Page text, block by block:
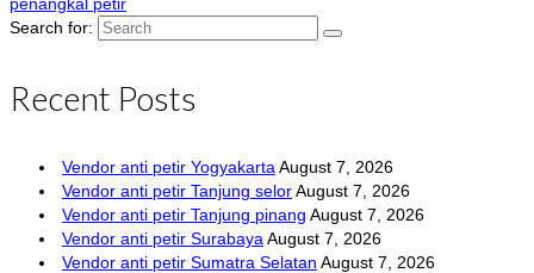
Search for:
Recent Posts
Vendor anti petir Yogyakarta August 7, 2026
Vendor anti petir Tanjung selorAugust 7, 2026
Vendor anti petir Tanjung pinang August 7, 2026
Vendor anti petir Surabaya August 7, 2026
Vendor anti petir Sumatra Selatan August 7, 2026